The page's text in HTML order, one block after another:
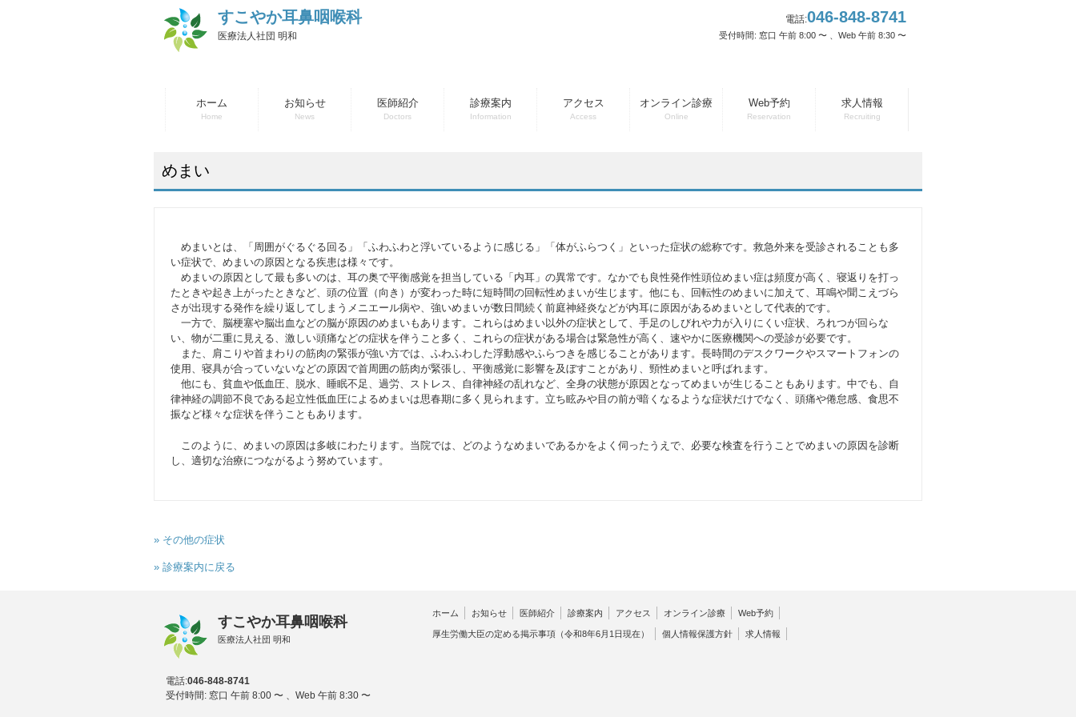
すこやか耳鼻咽喉科
医療法人社団 明和
電話:046-848-8741
受付時間: 窓口 午前 8:00 〜 、Web 午前 8:30 〜
ホーム
Home
お知らせ
News
医師紹介
Doctors
診療案内
Information
アクセス
Access
オンライン診療
Online
Web予約
Reservation
求人情報
Recruiting
めまい
めまいとは、「周囲がぐるぐる回る」「ふわふわと浮いているように感じる」「体がふらつく」といった症状の総称です。救急外来を受診されることも多
い症状で、めまいの原因となる疾患は様々です。
めまいの原因として最も多いのは、耳の奥で平衡感覚を担当している「内耳」の異常です。なかでも良性発作性頭位めまい症は頻度が高く、寝返りを打っ
たときや起き上がったときなど、頭の位置（向き）が変わった時に短時間の回転性めまいが生じます。他にも、回転性のめまいに加えて、耳鳴や聞こえづら
さが出現する発作を繰り返してしまうメニエール病や、強いめまいが数日間続く前庭神経炎などが内耳に原因があるめまいとして代表的です。
一方で、脳梗塞や脳出血などの脳が原因のめまいもあります。これらはめまい以外の症状として、手足のしびれや力が入りにくい症状、ろれつが回らな
い、物が二重に見える、激しい頭痛などの症状を伴うこと多く、これらの症状がある場合は緊急性が高く、速やかに医療機関への受診が必要です。
また、肩こりや首まわりの筋肉の緊張が強い方では、ふわふわした浮動感やふらつきを感じることがあります。長時間のデスクワークやスマートフォンの
使用、寝具が合っていないなどの原因で首周囲の筋肉が緊張し、平衡感覚に影響を及ぼすことがあり、頸性めまいと呼ばれます。
他にも、貧血や低血圧、脱水、睡眠不足、過労、ストレス、自律神経の乱れなど、全身の状態が原因となってめまいが生じることもあります。中でも、自
律神経の調節不良である起立性低血圧によるめまいは思春期に多く見られます。立ち眩みや目の前が暗くなるような症状だけでなく、頭痛や倦怠感、食思不
振など様々な症状を伴うこともあります。
このように、めまいの原因は多岐にわたります。当院では、どのようなめまいであるかをよく伺ったうえで、必要な検査を行うことでめまいの原因を診断
し、適切な治療につながるよう努めています。
» その他の症状
» 診療案内に戻る
すこやか耳鼻咽喉科
医療法人社団 明和
電話:046-848-8741
受付時間: 窓口 午前 8:00 〜 、Web 午前 8:30 〜
ホーム お知らせ 医師紹介 診療案内 アクセス オンライン診療 Web予約
厚生労働大臣の定める掲示事項（令和8年6月1日現在） 個人情報保護方針 求人情報